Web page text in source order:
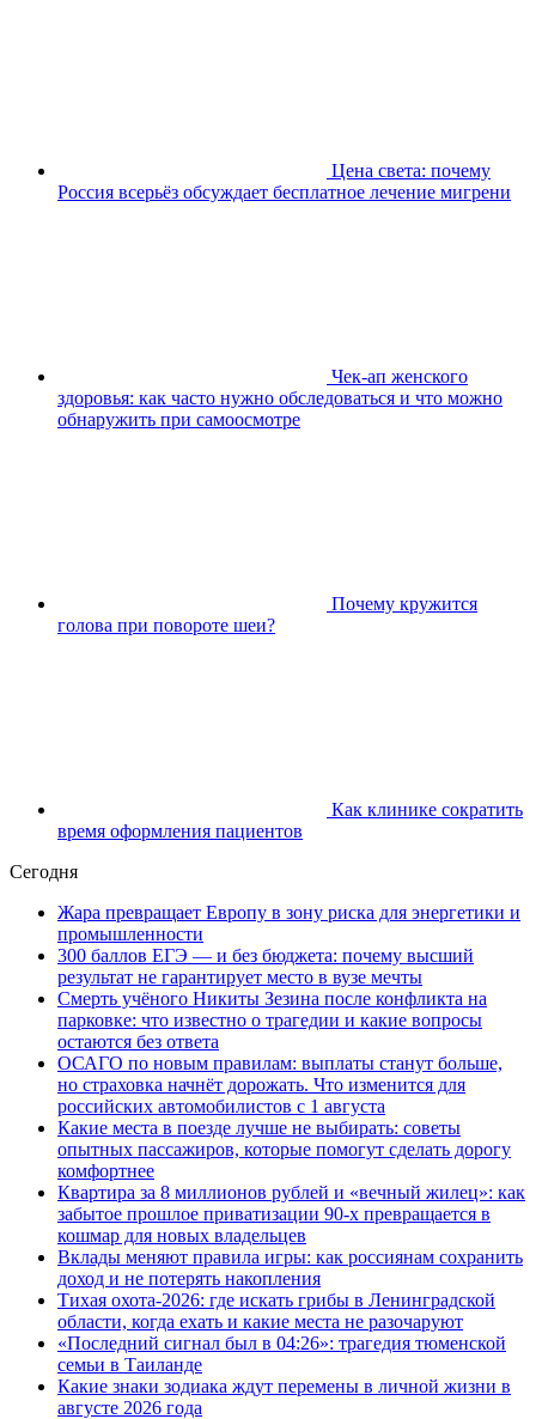
Цена света: почему
Россия всерьёз обсуждает бесплатное лечение мигрени
Чек-ап женского
здоровья: как часто нужно обследоваться и что можно
обнаружить при самоосмотре
Почему кружится
голова при повороте шеи?
Как клинике сократить
время оформления пациентов
Сегодня
Жара превращает Европу в зону риска для энергетики и
промышленности
300 баллов ЕГЭ — и без бюджета: почему высший
результат не гарантирует место в вузе мечты
Смерть учёного Никиты Зезина после конфликта на
парковке: что известно о трагедии и какие вопросы
остаются без ответа
ОСАГО по новым правилам: выплаты станут больше,
но страховка начнёт дорожать. Что изменится для
российских автомобилистов с 1 августа
Какие места в поезде лучше не выбирать: советы
опытных пассажиров, которые помогут сделать дорогу
комфортнее
Квартира за 8 миллионов рублей и «вечный жилец»: как
забытое прошлое приватизации 90-х превращается в
кошмар для новых владельцев
Вклады меняют правила игры: как россиянам сохранить
доход и не потерять накопления
Тихая охота-2026: где искать грибы в Ленинградской
области, когда ехать и какие места не разочаруют
«Последний сигнал был в 04:26»: трагедия тюменской
семьи в Таиланде
Какие знаки зодиака ждут перемены в личной жизни в
августе 2026 года